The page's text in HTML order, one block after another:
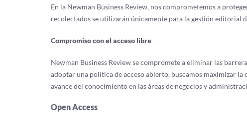
En la Newman Business Review, nos comprometemos a
recolectados se utilizarán únicamente para la gestión editorial
Compromiso con el acceso libre
Newman Business Review se compromete a eliminar las
adoptar una política de acceso abierto, buscamos maximizar
avance del conocimiento en las áreas de negocios y
Open Access